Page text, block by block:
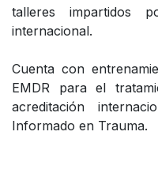
talleres impartidos
internacional.
Cuenta con
EMDR para el
acreditación
Informado en Trauma.